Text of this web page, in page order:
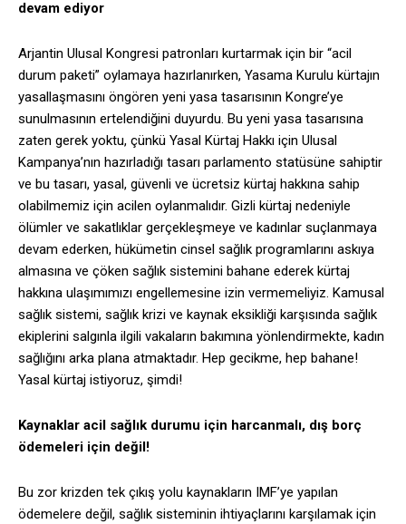
devam ediyor
Arjantin Ulusal Kongresi patronları kurtarmak için bir “acil
durum paketi” oylamaya hazırlanırken, Yasama Kurulu kürtajın
yasallaşmasını öngören yeni yasa tasarısının Kongre’ye
sunulmasının ertelendiğini duyurdu. Bu yeni yasa tasarısına
zaten gerek yoktu, çünkü Yasal Kürtaj Hakkı için Ulusal
Kampanya’nın hazırladığı tasarı parlamento statüsüne sahiptir
ve bu tasarı, yasal, güvenli ve ücretsiz kürtaj hakkına sahip
olabilmemiz için acilen oylanmalıdır. Gizli kürtaj nedeniyle
ölümler ve sakatlıklar gerçekleşmeye ve kadınlar suçlanmaya
devam ederken, hükümetin cinsel sağlık programlarını askıya
almasına ve çöken sağlık sistemini bahane ederek kürtaj
hakkına ulaşımımızı engellemesine izin vermemeliyiz. Kamusal
sağlık sistemi, sağlık krizi ve kaynak eksikliği karşısında sağlık
ekiplerini salgınla ilgili vakaların bakımına yönlendirmekte, kadın
sağlığını arka plana atmaktadır. Hep gecikme, hep bahane!
Yasal kürtaj istiyoruz, şimdi!
Kaynaklar acil sağlık durumu için harcanmalı, dış borç
ödemeleri için değil!
Bu zor krizden tek çıkış yolu kaynakların IMF’ye yapılan
ödemelere değil, sağlık sisteminin ihtiyaçlarını karşılamak için